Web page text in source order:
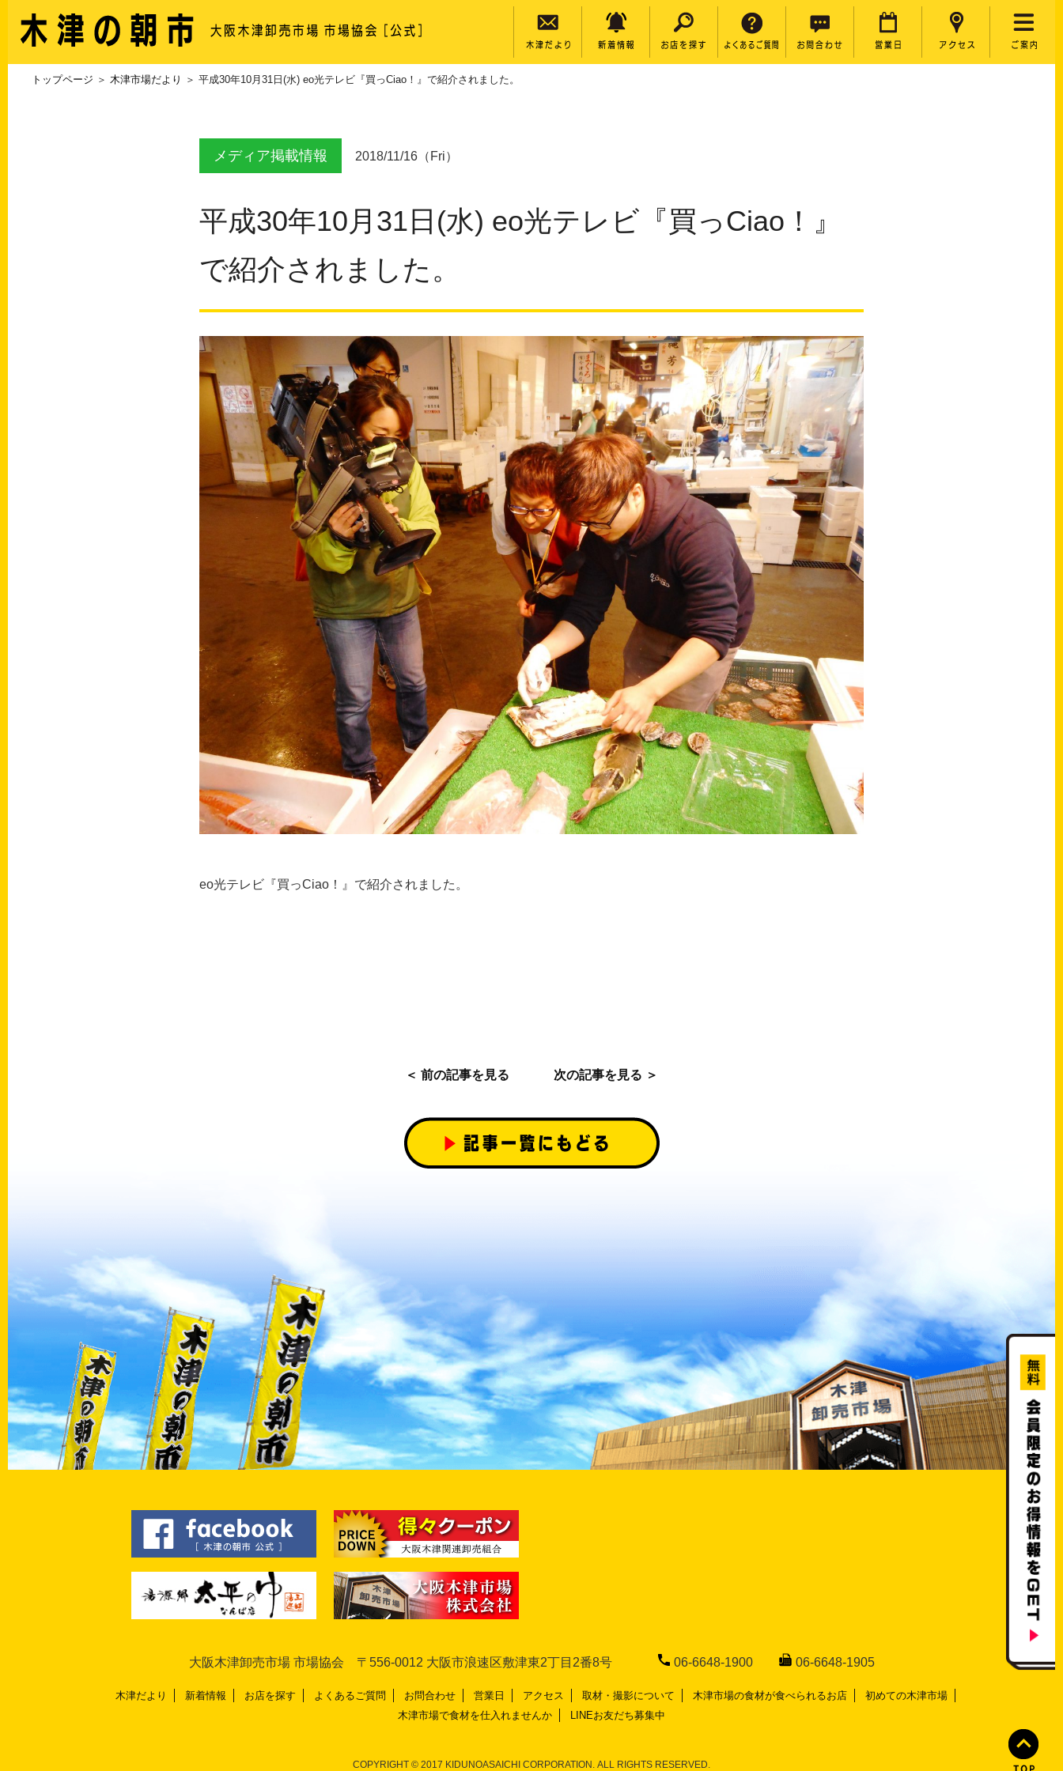
トップページ ＞ 木津市場だより ＞ 平成30年10月31日(水) eo光テレビ『買っCiao！』で紹介されました。
メディア掲載情報 2018/11/16（Fri）
平成30年10月31日(水) eo光テレビ『買っCiao！』
で紹介されました。
eo光テレビ『買っCiao！』で紹介されました。
＜ 前の記事を見る 次の記事を見る ＞
大阪木津卸売市場 市場協会 〒556-0012 大阪市浪速区敷津東2丁目2番8号 06-6648-1900 06-6648-1905
木津だより 新着情報 お店を探す よくあるご質問 お問合わせ 営業日 アクセス 取材・撮影について 木津市場の食材が食べられるお店
初めての木津市場
木津市場で食材を仕入れませんか
LINEお友だち募集中
COPYRIGHT © 2017 KIDUNOASAICHI CORPORATION. ALL RIGHTS RESERVED.